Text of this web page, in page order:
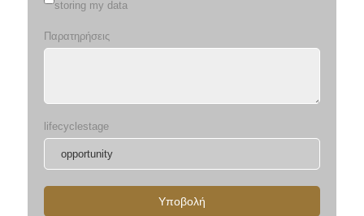
storing my data
Παρατηρήσεις
lifecyclestage
Υποβολή